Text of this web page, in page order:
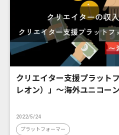
クリエイター支援プラット
レオン）」〜海外ユニコー
2022/5/24
プラットフォーマー